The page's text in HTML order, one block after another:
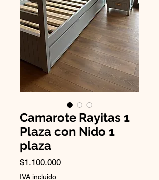
Camarote Rayitas 1
Plaza con Nido 1
plaza
$1.100.000Precio
IVA incluido